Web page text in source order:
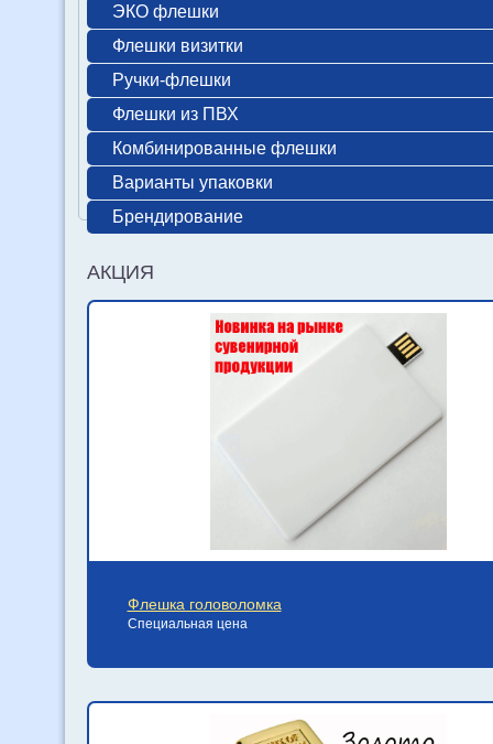
ЭКО флешки
Флешки визитки
Ручки-флешки
Флешки из ПВХ
Комбинированные флешки
Варианты упаковки
Брендирование
АКЦИЯ
Флешка головоломка
Специальная цена